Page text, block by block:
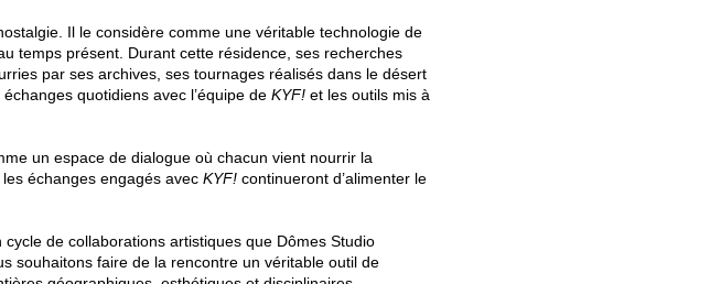
Il le considère comme une véritable technologie de
temps présent. Durant cette résidence, ses recherches
par ses archives, ses tournages réalisés dans le désert
quotidiens avec l’équipe de KYF! et les outils mis à
un espace de dialogue où chacun vient nourrir la
échanges engagés avec KYF! continueront d’alimenter le
de collaborations artistiques que Dômes Studio
souhaitons faire de la rencontre un véritable outil de